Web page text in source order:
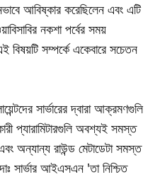
আবিষ্কার করেছিলেন এবং এটি
নকশা পর্বের সময়
সম্পর্কে একেবারে সচেতন
সার্ভারের দ্বারা আক্রমণগুলি
প্যারামিটারগুলি অবশ্যই সমস্ত
অন্যান্য রাউন্ড মেটাডেটা সমস্ত
সার্ভার আইএসএন 'তা নিশ্চিত